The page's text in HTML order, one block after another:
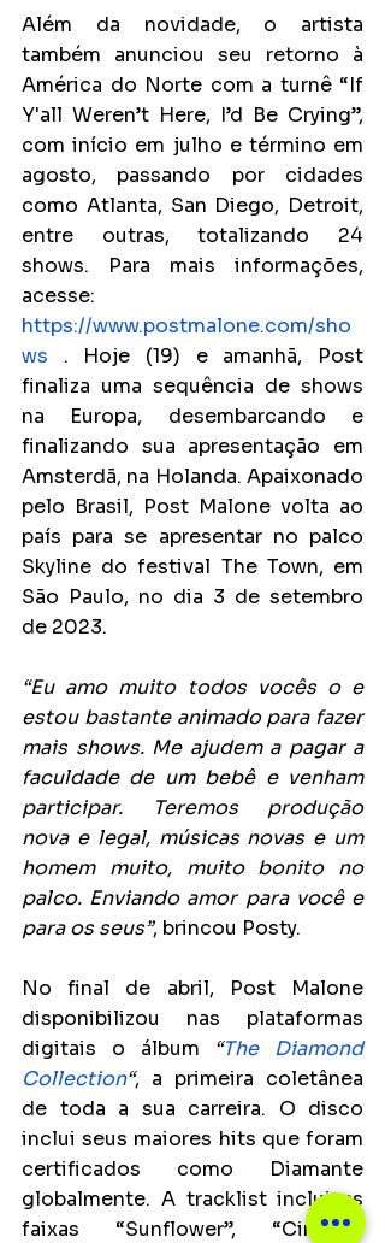
Além da novidade, o artista
também anunciou seu retorno à
América do Norte com a turnê “If
Y'all Weren’t Here, I’d Be Crying”,
com início em julho e término em
agosto, passando por cidades
como Atlanta, San Diego, Detroit,
entre outras, totalizando 24
shows. Para mais informações,
https://www.postmalone.com/sho
ws . Hoje (19) e amanhã, Post
finaliza uma sequência de shows
na Europa, desembarcando e
finalizando sua apresentação em
Amsterdã, na Holanda. Apaixonado
pelo Brasil, Post Malone volta ao
país para se apresentar no palco
Skyline do festival The Town, em
São Paulo, no dia 3 de setembro
de 2023.
“Eu amo muito todos vocês o e
estou bastante animado para fazer
mais shows. Me ajudem a pagar a
faculdade de um bebê e venham
participar. Teremos produção
nova e legal, músicas novas e um
homem muito, muito bonito no
palco. Enviando amor para você e
para os seus”, brincou Posty.
No final de abril, Post Malone
disponibilizou nas plataformas
digitais o álbum “The Diamond
Collection“, a primeira coletânea
de toda a sua carreira. O disco
inclui seus maiores hits que foram
certificados como Diamante
globalmente. A tracklist inclui as
faixas “Sunflower”, “Circles”,